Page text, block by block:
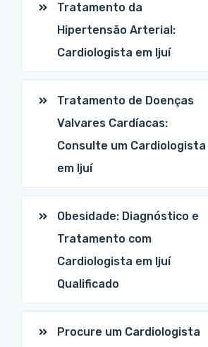
Tratamento da
Hipertensão Arterial:
Cardiologista em Ijuí
Tratamento de Doenças
Valvares Cardíacas:
Consulte um Cardiologista
em Ijuí
Obesidade: Diagnóstico e
Tratamento com
Cardiologista em Ijuí
Qualificado
Procure um Cardiologista